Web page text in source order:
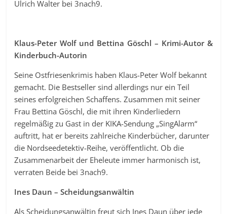
Ulrich Walter bei 3nach9.
Klaus-Peter Wolf und Bettina Göschl – Krimi-Autor &
Kinderbuch-Autorin
Seine Ostfriesenkrimis haben Klaus-Peter Wolf bekannt
gemacht. Die Bestseller sind allerdings nur ein Teil
seines erfolgreichen Schaffens. Zusammen mit seiner
Frau Bettina Göschl, die mit ihren Kinderliedern
regelmäßig zu Gast in der KIKA-Sendung „SingAlarm“
auftritt, hat er bereits zahlreiche Kinderbücher, darunter
die Nordseedetektiv-Reihe, veröffentlicht. Ob die
Zusammenarbeit der Eheleute immer harmonisch ist,
verraten Beide bei 3nach9.
Ines Daun – Scheidungsanwältin
Als Scheidungsanwältin freut sich Ines Daun über jede